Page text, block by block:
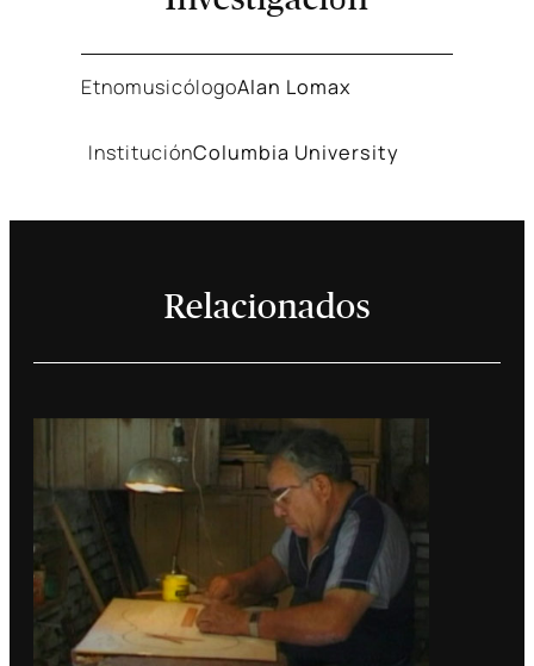
EtnomusicólogoAlan Lomax
InstituciónColumbia University
Relacionados